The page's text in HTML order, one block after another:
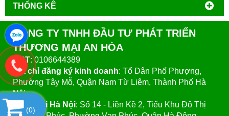
THỐNG KÊ
CÔNG TY TNHH ĐẦU TƯ PHÁT TRIỂN
THƯƠNG MẠI AN HÒA
MST: 0106644389
Địa chỉ đăng ký kinh doanh: Tổ Dân Phố Phượng,
Phường Tây Mỗ, Quận Nam Từ Liêm, Thành Phố Hà
Nội.
VPGD tại Hà Nội: Số 14 - Liền Kề 2, Tiểu Khu Đô Thị
(0)